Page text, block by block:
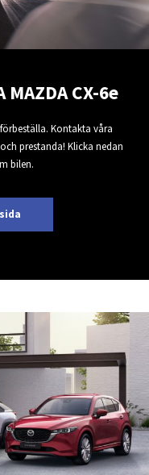
MAZDA CX-6e
Kontakta våra
prestanda! Klicka nedan
bilen.